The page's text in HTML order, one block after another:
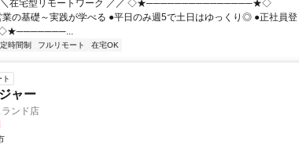
＼在宅型リモートワーク ／／ ◇★───────────────★◇
業の基礎～実践が学べる ●平日のみ週5で土日はゆっくり◎ ●正社員登
◇★───────...
時間制 フルリモート 在宅OK
ャー
ンド店